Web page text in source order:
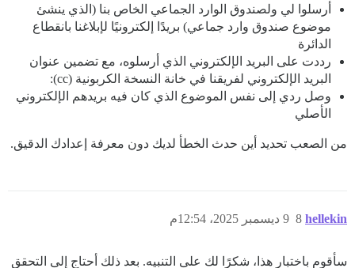
أرسلوا لي ولصندوق الوارد الجماعي الخاص بنا (الذي ينشئ
موضوع صندوق وارد جماعي) بريدًا إلكترونيًا لإبلاغنا بانقطاع
الدائرة
رددت على البريد الإلكتروني الذي أرسلوه، مع تضمين عنوان
البريد الإلكتروني لفريقنا في خانة النسخة الكربونية (cc):
وصل ردي إلى نفس الموضوع الذي كان فيه بريدهم الإلكتروني
الأصلي
من الصعب تحديد أين حدث الخطأ لديك دون معرفة إعدادك الدقيق.
hellekin 9 ديسمبر 2025، 12:54م 8
سأقوم باختبار هذا، شكرًا لك على التنبيه. بعد ذلك أحتاج إلى التحقق